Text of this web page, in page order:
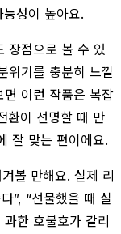
성이 높아요.
장점으로 볼 수 있
위기를 충분히 느낄
면 이런 작품은 복잡
환이 선명할 때 만
잘 맞는 편이에요.
볼 만해요. 실제 리
”, “선물했을 때 실
한 호불호가 갈리